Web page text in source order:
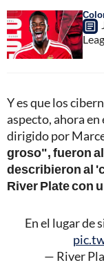
Y es que los
aspecto, ahora
dirigido por
groso", fueron
describieron al
River Plate con
En el lugar de
— River